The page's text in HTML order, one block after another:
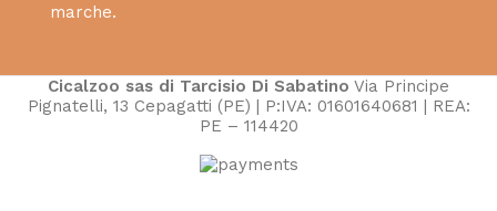
marche.
Cicalzoo sas di Tarcisio Di Sabatino Via Principe
Pignatelli, 13 Cepagatti (PE) | P:IVA: 01601640681 | REA:
PE – 114420